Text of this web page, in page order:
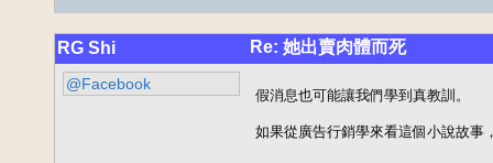
RG Shi Re: 她出賣肉體而死
@Facebook
假消息也可能讓我們學到真教訓。
如果從廣告行銷學來看這個小說故事